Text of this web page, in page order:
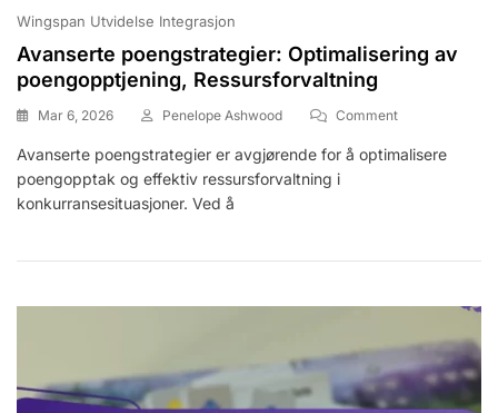
Wingspan Utvidelse Integrasjon
Avanserte poengstrategier: Optimalisering av
poengopptjening, Ressursforvaltning
Mar 6, 2026 Penelope Ashwood CommentOn
Avanserte poengstrategier er avgjørende for å optimalisere
poengopptak og effektiv ressursforvaltning i
konkurransesituasjoner. Ved å